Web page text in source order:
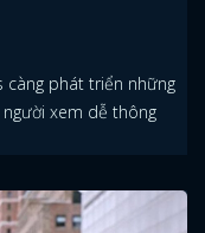
càng phát triển những
xem dễ thông